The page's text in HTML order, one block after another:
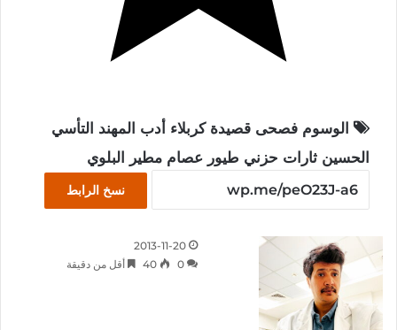
الوسوم فصحى قصيدة كربلاء أدب المهند التأسي
الحسين ثارات حزني طيور عصام مطير البلوي
نسخ الرابط
2013-11-20
0
40 أقل من دقيقة